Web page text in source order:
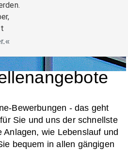
Bewerbungen - das geht
Sie und uns der schnellste
Anlagen, wie Lebenslauf und
bequem in allen gängigen